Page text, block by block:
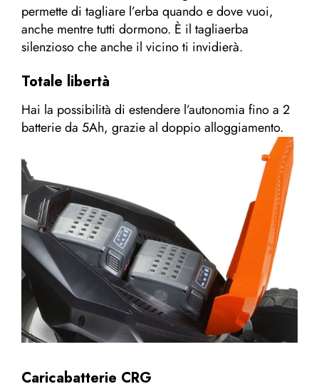
permette di tagliare l’erba quando e dove vuoi,
anche mentre tutti dormono. È il tagliaerba
silenzioso che anche il vicino ti invidierà.
Totale libertà
Hai la possibilità di estendere l’autonomia fino a 2
batterie da 5Ah, grazie al doppio alloggiamento.
Caricabatterie CRG